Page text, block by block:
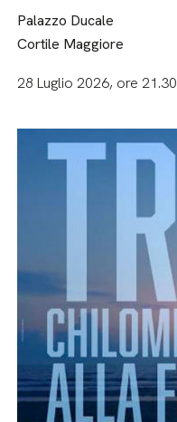
Palazzo Ducale
Cortile Maggiore
28 Luglio 2026, ore 21.30